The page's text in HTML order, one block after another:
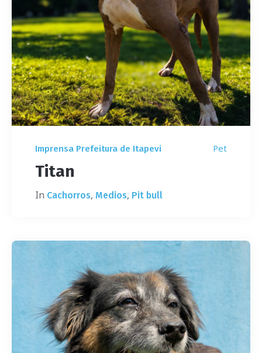
Imprensa Prefeitura de Itapevi Pet
Titan
In Cachorros, Medios, Pit bull